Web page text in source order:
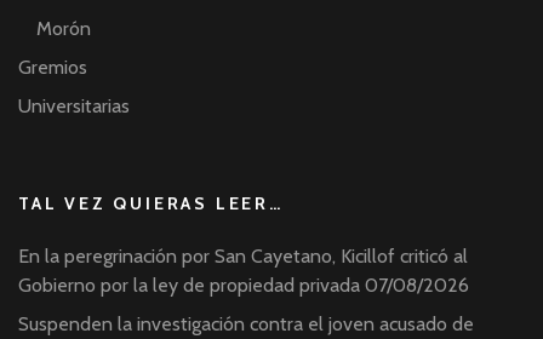
Morón
Gremios
Universitarias
TAL VEZ QUIERAS LEER…
En la peregrinación por San Cayetano, Kicillof criticó al
Gobierno por la ley de propiedad privada 07/08/2026
Suspenden la investigación contra el joven acusado de